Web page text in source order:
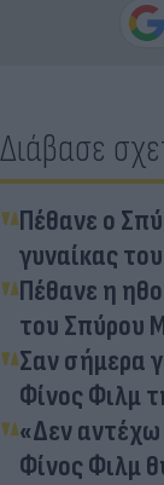
Διάβασε
Πέθανε ο
γυναίκας του
Πέθανε η
του Σπύρου
Σαν σήμερα
Φίνος Φιλμ
«Δεν αντέχω
Φίνος Φιλμ